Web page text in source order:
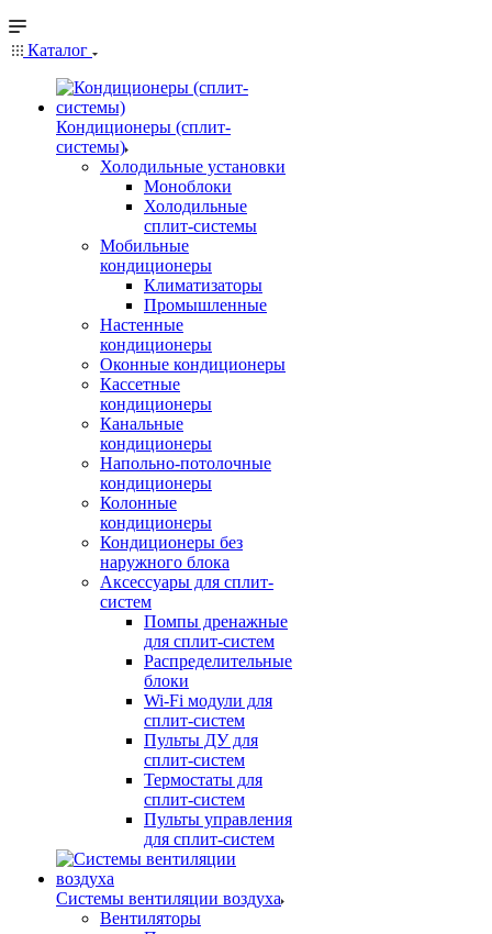
Каталог
Кондиционеры (сплит-
системы)
Холодильные установки
Моноблоки
Холодильные
сплит-системы
Мобильные
кондиционеры
Климатизаторы
Промышленные
Настенные
кондиционеры
Оконные кондиционеры
Кассетные
кондиционеры
Канальные
кондиционеры
Напольно-потолочные
кондиционеры
Колонные
кондиционеры
Кондиционеры без
наружного блока
Аксессуары для сплит-
систем
Помпы дренажные
для сплит-систем
Распределительные
блоки
Wi-Fi модули для
сплит-систем
Пульты ДУ для
сплит-систем
Термостаты для
сплит-систем
Пульты управления
для сплит-систем
Системы вентиляции воздуха
Вентиляторы